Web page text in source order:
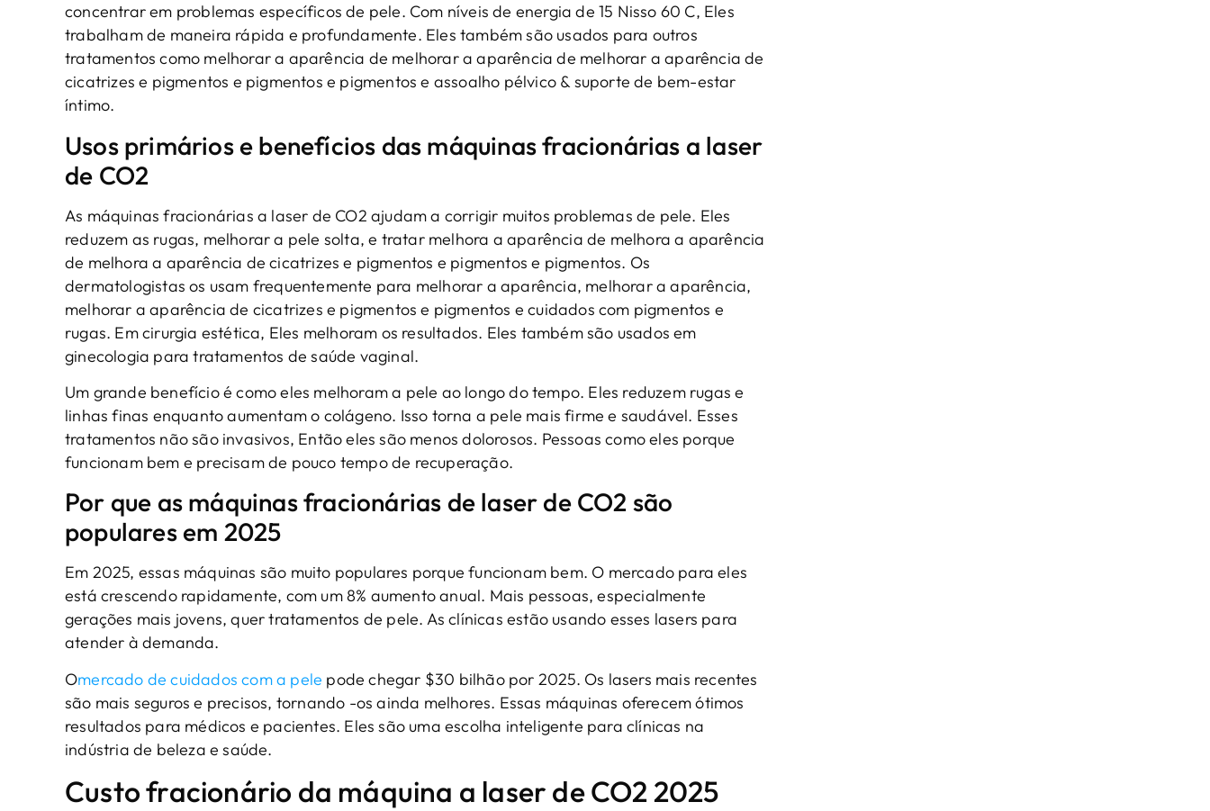
concentrar em problemas específicos de pele. Com níveis de energia de 15 Nisso 60 C, Eles
trabalham de maneira rápida e profundamente. Eles também são usados ​​para outros
tratamentos como melhorar a aparência de melhorar a aparência de melhorar a aparência de
cicatrizes e pigmentos e pigmentos e pigmentos e assoalho pélvico & suporte de bem-estar
íntimo.
Usos primários e benefícios das máquinas fracionárias a laser
de CO2
As máquinas fracionárias a laser de CO2 ajudam a corrigir muitos problemas de pele. Eles
reduzem as rugas, melhorar a pele solta, e tratar melhora a aparência de melhora a aparência
de melhora a aparência de cicatrizes e pigmentos e pigmentos e pigmentos. Os
dermatologistas os usam frequentemente para melhorar a aparência, melhorar a aparência,
melhorar a aparência de cicatrizes e pigmentos e pigmentos e cuidados com pigmentos e
rugas. Em cirurgia estética, Eles melhoram os resultados. Eles também são usados em
ginecologia para tratamentos de saúde vaginal.
Um grande benefício é como eles melhoram a pele ao longo do tempo. Eles reduzem rugas e
linhas finas enquanto aumentam o colágeno. Isso torna a pele mais firme e saudável. Esses
tratamentos não são invasivos, Então eles são menos dolorosos. Pessoas como eles porque
funcionam bem e precisam de pouco tempo de recuperação.
Por que as máquinas fracionárias de laser de CO2 são
populares em 2025
Em 2025, essas máquinas são muito populares porque funcionam bem. O mercado para eles
está crescendo rapidamente, com um 8% aumento anual. Mais pessoas, especialmente
gerações mais jovens, quer tratamentos de pele. As clínicas estão usando esses lasers para
atender à demanda.
Omercado de cuidados com a pele pode chegar $30 bilhão por 2025. Os lasers mais recentes
são mais seguros e precisos, tornando -os ainda melhores. Essas máquinas oferecem ótimos
resultados para médicos e pacientes. Eles são uma escolha inteligente para clínicas na
indústria de beleza e saúde.
Custo fracionário da máquina a laser de CO2 2025